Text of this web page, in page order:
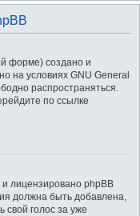
форме) создано и
на условиях GNU General
распространяться.
по ссылке
лицензировано phpBB
должна быть добавлена,
свой голос за уже